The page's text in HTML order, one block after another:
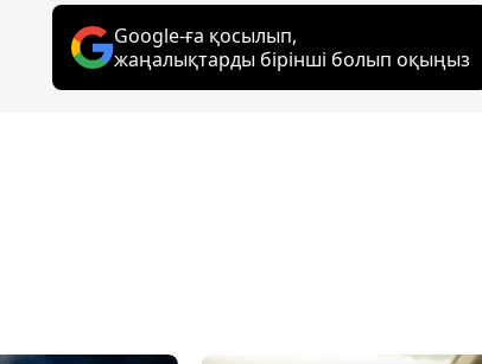
Google-ға қосылып,
жаңалықтарды бірінші болып оқыңыз